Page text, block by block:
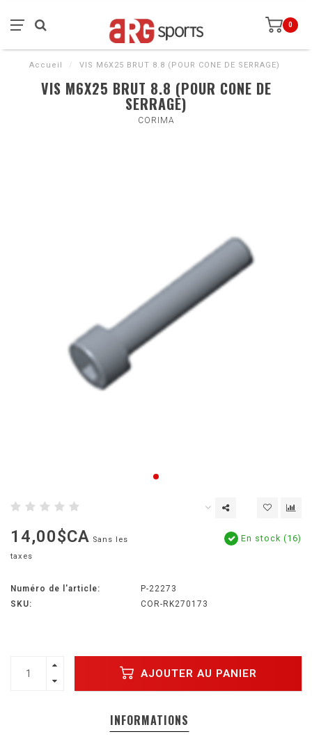
0
Accueil / VIS M6X25 BRUT 8.8 (POUR CONE DE SERRAGE)
VIS M6X25 BRUT 8.8 (POUR CONE DE
SERRAGE)
CORIMA
14,00$CA Sans les
taxes
En stock (16)
Numéro de l'article:
P-22273
SKU:
COR-RK270173
AJOUTER AU PANIER
INFORMATIONS